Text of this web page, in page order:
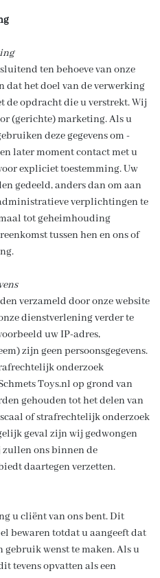
ten behoeve van onze
dat het doel van de verwerking
opdracht die u verstrekt. Wij
(gerichte) marketing. Als u
deze gegevens om -
later moment contact met u
expliciet toestemming. Uw
gedeeld, anders dan om aan
verplichtingen te
tot geheimhouding
tussen hen en ons of
verzameld door onze website
dienstverlening verder te
uw IP-adres,
zijn geen persoonsgegevens.
onderzoek
Toys.nl op grond van
gehouden tot het delen van
of strafrechtelijk onderzoek
geval zijn wij gedwongen
zullen ons binnen de
daartegen verzetten.
u cliënt van ons bent. Dit
bewaren totdat u aangeeft dat
gebruik wenst te maken. Als u
tevens opvatten als een